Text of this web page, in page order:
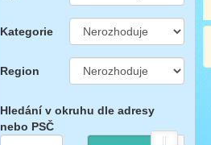
Kategorie
Region
Hledání v okruhu dle adresy
nebo PSČ